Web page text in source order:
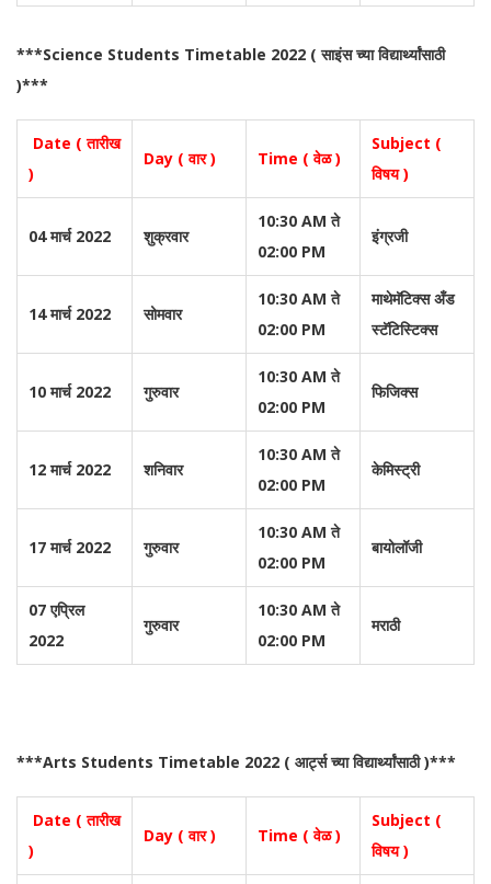
***Science Students Timetable 2022 ( साइंस च्या विद्यार्थ्यांसाठी
)***
Date ( तारीख
)
Day ( वार ) Time ( वेळ )
Subject (
विषय )
04 मार्च 2022 शुक्रवार
10:30 AM ते
02:00 PM
इंग्रजी
14 मार्च 2022 सोमवार
10:30 AM ते
02:00 PM
माथेमॅटिक्स अँड
स्टॅटिस्टिक्स
10 मार्च 2022 गुरुवार
10:30 AM ते
02:00 PM
फिजिक्स
12 मार्च 2022 शनिवार
10:30 AM ते
02:00 PM
केमिस्ट्री
17 मार्च 2022 गुरुवार
10:30 AM ते
02:00 PM
बायोलॉजी
07 एप्रिल
2022
गुरुवार
10:30 AM ते
02:00 PM
मराठी
***Arts Students Timetable 2022 ( आर्ट्स च्या विद्यार्थ्यांसाठी )***
Date ( तारीख
)
Day ( वार ) Time ( वेळ )
Subject (
विषय )